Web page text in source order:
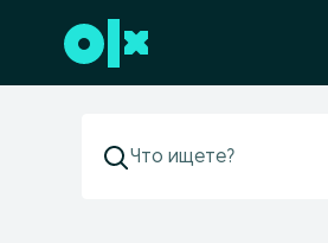
Перейти к нижнему колонтитулу